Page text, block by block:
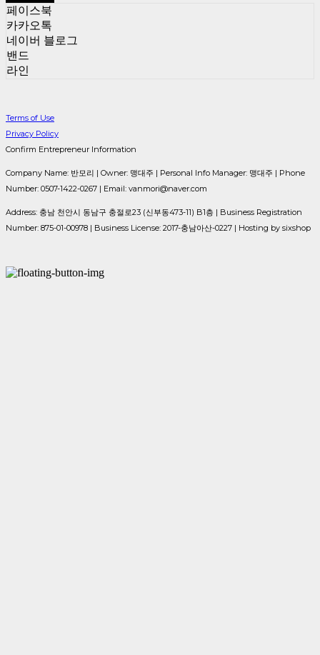
페이스북
카카오톡
네이버 블로그
밴드
라인
Terms of Use
Privacy Policy
Confirm Entrepreneur Information
Company Name: 반모리 | Owner: 맹대주 | Personal Info Manager: 맹대주 | Phone
Number: 0507-1422-0267 | Email: vanmori@naver.com
Address: 충남 천안시 동남구 충절로23 (신부동473-11) B1층 | Business Registration
Number: 875-01-00978 | Business License: 2017-충남아산-0227 | Hosting by sixshop